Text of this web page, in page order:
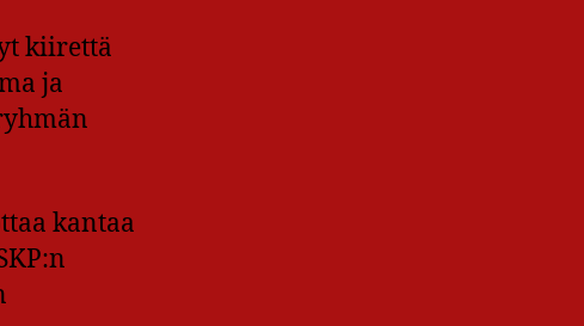
kiirettä
ja
kantaa